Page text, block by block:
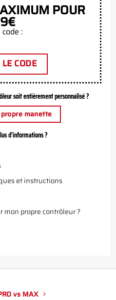
POUR
:
CODE
soit entièrement personnalisé ?
manette
d'informations ?
et instructions
mon propre contrôleur ?
vs MAX